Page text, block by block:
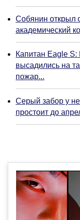
Собянин открыл
академический
Капитан Eagle
высадились на
пожар...
Серый забор у
простоит до